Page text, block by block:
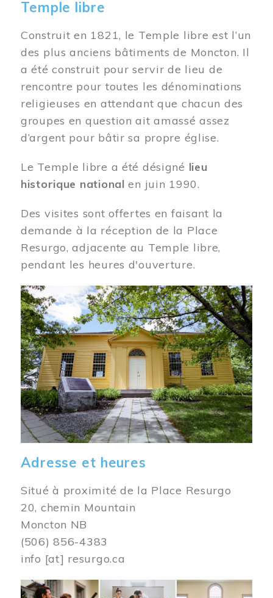
Temple libre
Construit en 1821, le Temple libre est l’un
des plus anciens bâtiments de Moncton. Il
a été construit pour servir de lieu de
rencontre pour toutes les dénominations
religieuses en attendant que chacun des
groupes en question ait amassé assez
d’argent pour bâtir sa propre église.
Le Temple libre a été désigné lieu
historique national en juin 1990.
Des visites sont offertes en faisant la
demande à la réception de la Place
Resurgo, adjacente au Temple libre,
pendant les heures d'ouverture.
Image
Adresse et heures
Situé à proximité de la Place Resurgo
20, chemin Mountain
Moncton NB
(506) 856-4383
info [at] resurgo.ca
Image